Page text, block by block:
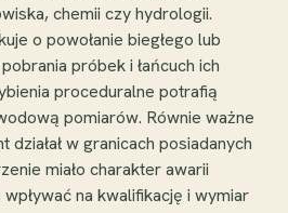
chemii czy hydrologii.
o powołanie biegłego lub
próbek i łańcuch ich
proceduralne potrafią
pomiarów. Równie ważne
w granicach posiadanych
miało charakter awarii
na kwalifikację i wymiar